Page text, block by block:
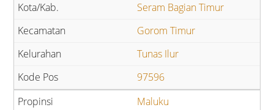
Seram Bagian Timur
Gorom Timur
Tunas Ilur
97596
Maluku